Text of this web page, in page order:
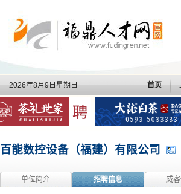
2026年8月9日星期日 首页
百能数控设备（福建）有限公司
单位简介 招聘信息 威